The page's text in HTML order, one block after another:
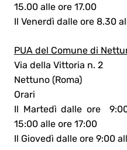
15.00 alle ore 17.00
Il Venerdì dalle ore 8.30
PUA del Comune di
Via della Vittoria n. 2
Nettuno (Roma)
Orari
Il Martedì dalle ore
15:00 alle ore 17:00
Il Giovedì dalle ore 9:00